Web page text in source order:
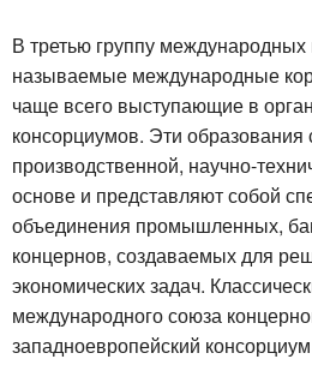
В третью группу международных
называемые международные
чаще всего выступающие в
консорциумов. Эти образования
производственной, научно-
основе и представляют собой
объединения промышленных,
концернов, создаваемых для
экономических задач.
международного союза
западноевропейский